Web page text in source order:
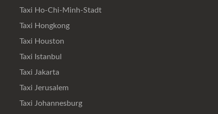
Taxi Ho-Chi-Minh-Stadt
Taxi Hongkong
Taxi Houston
Taxi Istanbul
Taxi Jakarta
Taxi Jerusalem
Taxi Johannesburg